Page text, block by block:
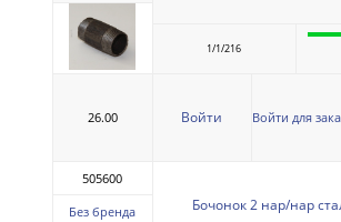
1/1/216
26.00 Войти Войти для
505600
Без бренда Бочонок 2 нар/нар